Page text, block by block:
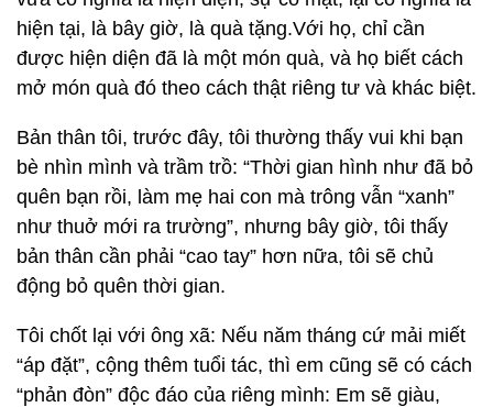
hiện tại, là bây giờ, là quà tặng.Với họ, chỉ cần
được hiện diện đã là một món quà, và họ biết cách
mở món quà đó theo cách thật riêng tư và khác biệt.
Bản thân tôi, trước đây, tôi thường thấy vui khi bạn
bè nhìn mình và trầm trồ: “Thời gian hình như đã bỏ
quên bạn rồi, làm mẹ hai con mà trông vẫn “xanh”
như thuở mới ra trường”, nhưng bây giờ, tôi thấy
bản thân cần phải “cao tay” hơn nữa, tôi sẽ chủ
động bỏ quên thời gian.
Tôi chốt lại với ông xã: Nếu năm tháng cứ mải miết
“áp đặt”, cộng thêm tuổi tác, thì em cũng sẽ có cách
“phản đòn” độc đáo của riêng mình: Em sẽ giàu,